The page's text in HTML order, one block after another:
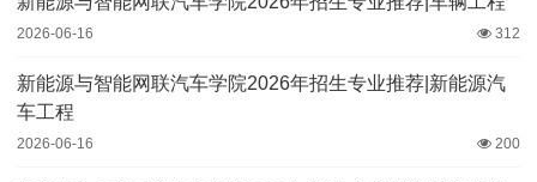
2026-06-16 312
新能源与智能网联汽车学院2026年招生专业推荐|新能源汽
车工程
2026-06-16 200